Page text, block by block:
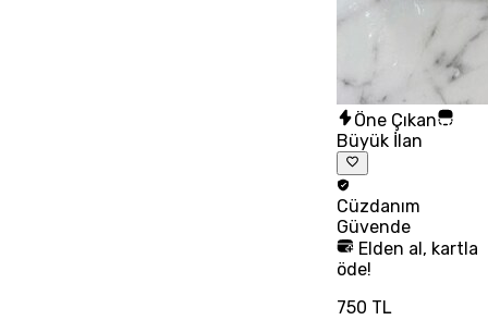
Öne Çıkan
Büyük İlan
Cüzdanım
Güvende
Elden al, kartla
öde!
750 TL